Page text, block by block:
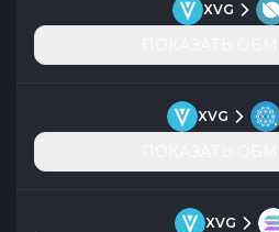
XVG
XVG
XVG